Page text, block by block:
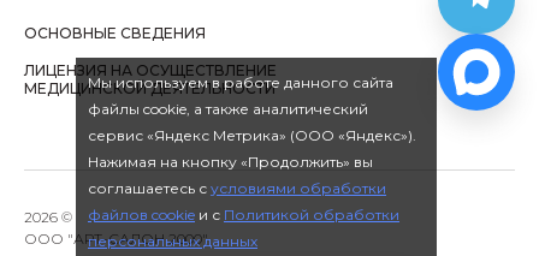
ОСНОВНЫЕ СВЕДЕНИЯ
ЛИЦЕНЗИЯ НА ОСУЩЕСТВЛЕНИЕ
МЕДИЦИНСКОЙ ДЕЯТЕЛЬНОСТИ
2026 ©
ООО "АРТ-САЛОН 2000"
Мы используем в работе данного сайта
файлы cookie, а также аналитический
сервис «Яндекс Метрика» (ООО «Яндекс»).
Нажимая на кнопку «Продолжить» вы
соглашаетесь с условиями обработки
файлов cookie и с Политикой обработки
персональных данных